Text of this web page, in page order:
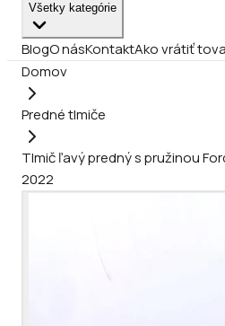
Všetky kategórie
BlogO násKontaktAko vrátiť
Domov
Predné tlmiče
Tlmič ľavý predný s pružinou
2022